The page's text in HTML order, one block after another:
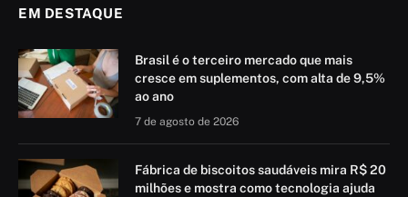
EM DESTAQUE
Brasil é o terceiro mercado que mais
cresce em suplementos, com alta de 9,5%
ao ano
7 de agosto de 2026
Fábrica de biscoitos saudáveis mira R$ 20
milhões e mostra como tecnologia ajuda